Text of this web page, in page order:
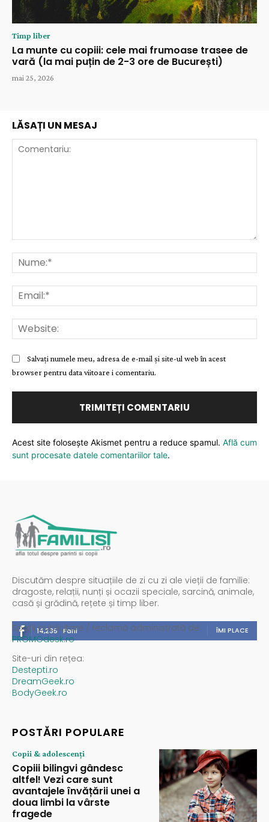
Timp liber
La munte cu copiii: cele mai frumoase trasee de
vară (la mai puțin de 2-3 ore de București)
mai 25, 2026
LĂSAȚI UN MESAJ
Salvați numele meu, adresa de e-mail și site-ul web în acest
browser pentru data viitoare i comentariu.
Acest site folosește Akismet pentru a reduce spamul. Află cum
sunt procesate datele comentariilor tale.
Discutăm despre situațiile de zi cu zi ale vieții de familie:
dragoste, relații, nunți și ocazii speciale, sarcină, animale,
casă și grădină, rețete și timp liber.
14,235 Fani ÎMI PLACE
Spații publicitare / reclamă administrată de
PROMOdesk.ro
Site-uri din rețea:
Destepti.ro
DreamGeek.ro
BodyGeek.ro
POSTĂRI POPULARE
Copii & adolescenți
Copiii bilingvi gândesc
altfel! Vezi care sunt
avantajele învățării unei a
doua limbi la vârste
fragede